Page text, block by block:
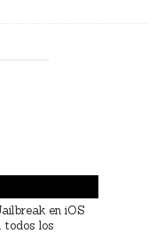
en iOS
todos los